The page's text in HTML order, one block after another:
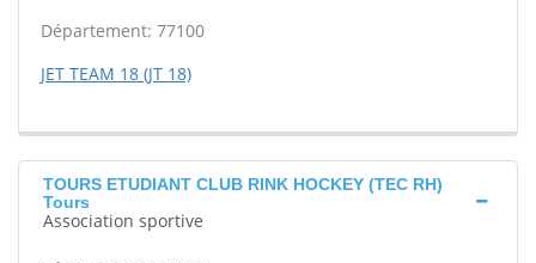
Département: 77100
JET TEAM 18 (JT 18)
TOURS ETUDIANT CLUB RINK HOCKEY (TEC RH)
Tours
Association sportive